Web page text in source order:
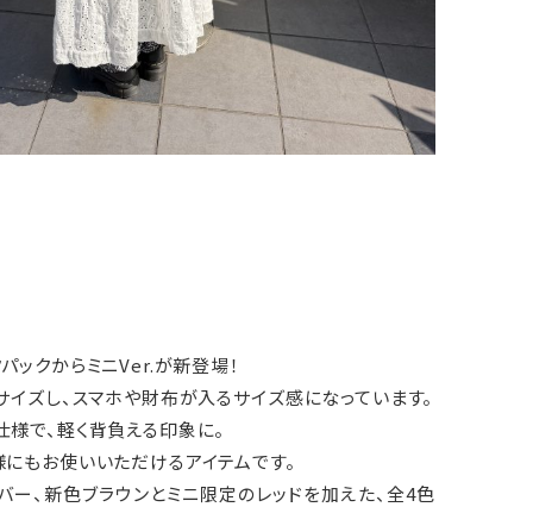
ックからミニVer.が新登場！
ズし、スマホや財布が入るサイズ感になっています。
で、軽く背負える印象に。
もお使いいただけるアイテムです。
ー、新色ブラウンとミニ限定のレッドを加えた、全4色